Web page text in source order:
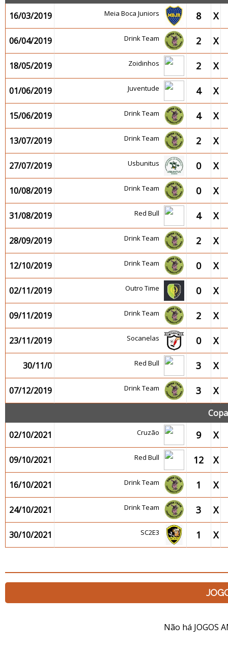
16/03/2019
Meia Boca Juniors 8 X
06/04/2019 Drink Team 2 X
18/05/2019 Zoidinhos 2 X
01/06/2019 Juventude 4 X
15/06/2019 Drink Team 4 X
13/07/2019 Drink Team 2 X
27/07/2019 Usbunitus 0 X
10/08/2019 Drink Team 0 X
31/08/2019 Red Bull 4 X
28/09/2019 Drink Team 2 X
12/10/2019 Drink Team 0 X
02/11/2019 Outro Time 0 X
09/11/2019 Drink Team 2 X
23/11/2019 Socanelas 0 X
30/11/0 Red Bull 3 X
07/12/2019 Drink Team 3 X
02/10/2021
Cruzão 9 X
09/10/2021 Red Bull 12 X
16/10/2021 Drink Team 1 X
24/10/2021 Drink Team 3 X
30/10/2021 SC2E3 1 X
Não há JOGOS